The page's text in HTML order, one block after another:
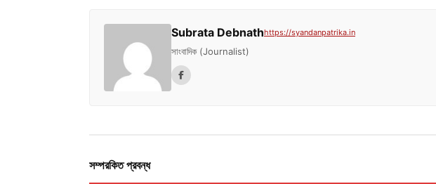
Subrata Debnathhttps://syandanpatrika.in
সাংবাদিক (Journalist)
সম্পরকিত প্রবন্ধ